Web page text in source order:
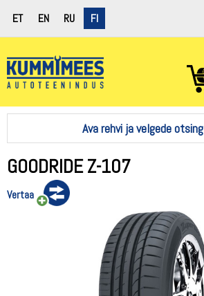
ET EN RU FI
Ava rehvi ja velgede otsing
GOODRIDE Z-107
Vertaa